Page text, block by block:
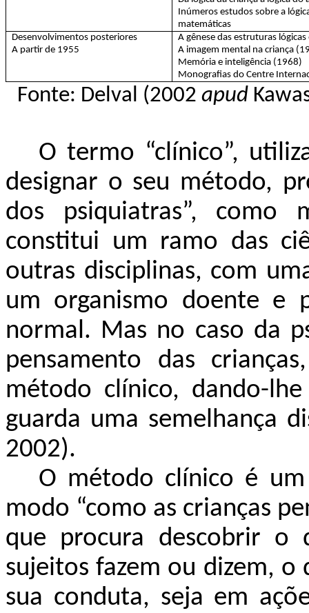
Inúmeros estudos sobre a
matemáticas
Desenvolvimentos posteriores
A partir de 1955
A gênese das estruturas
A imagem mental na criança
Memória e inteligência (1968)
Monografias do Centre
Fonte: Delval (2002 apud
O termo “clínico”,
designar o seu método,
dos psiquiatras”, como
constitui um ramo das
outras disciplinas, com
um organismo doente e
normal. Mas no caso da
pensamento das
método clínico, dando-
guarda uma semelhança
2002).
O método clínico é
modo “como as crianças
que procura descobrir
sujeitos fazem ou dizem, o
sua conduta, seja em